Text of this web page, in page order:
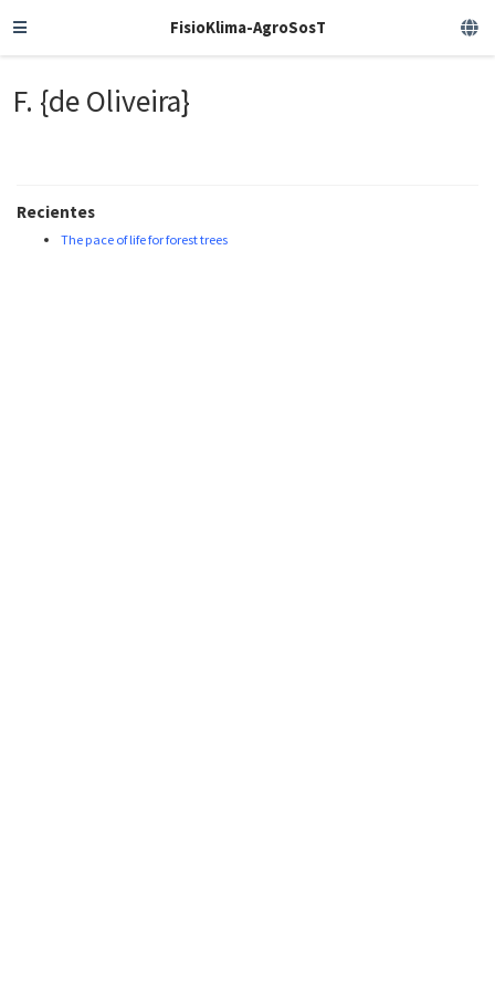
FisioKlima-AgroSosT
F. {de Oliveira}
Recientes
The pace of life for forest trees